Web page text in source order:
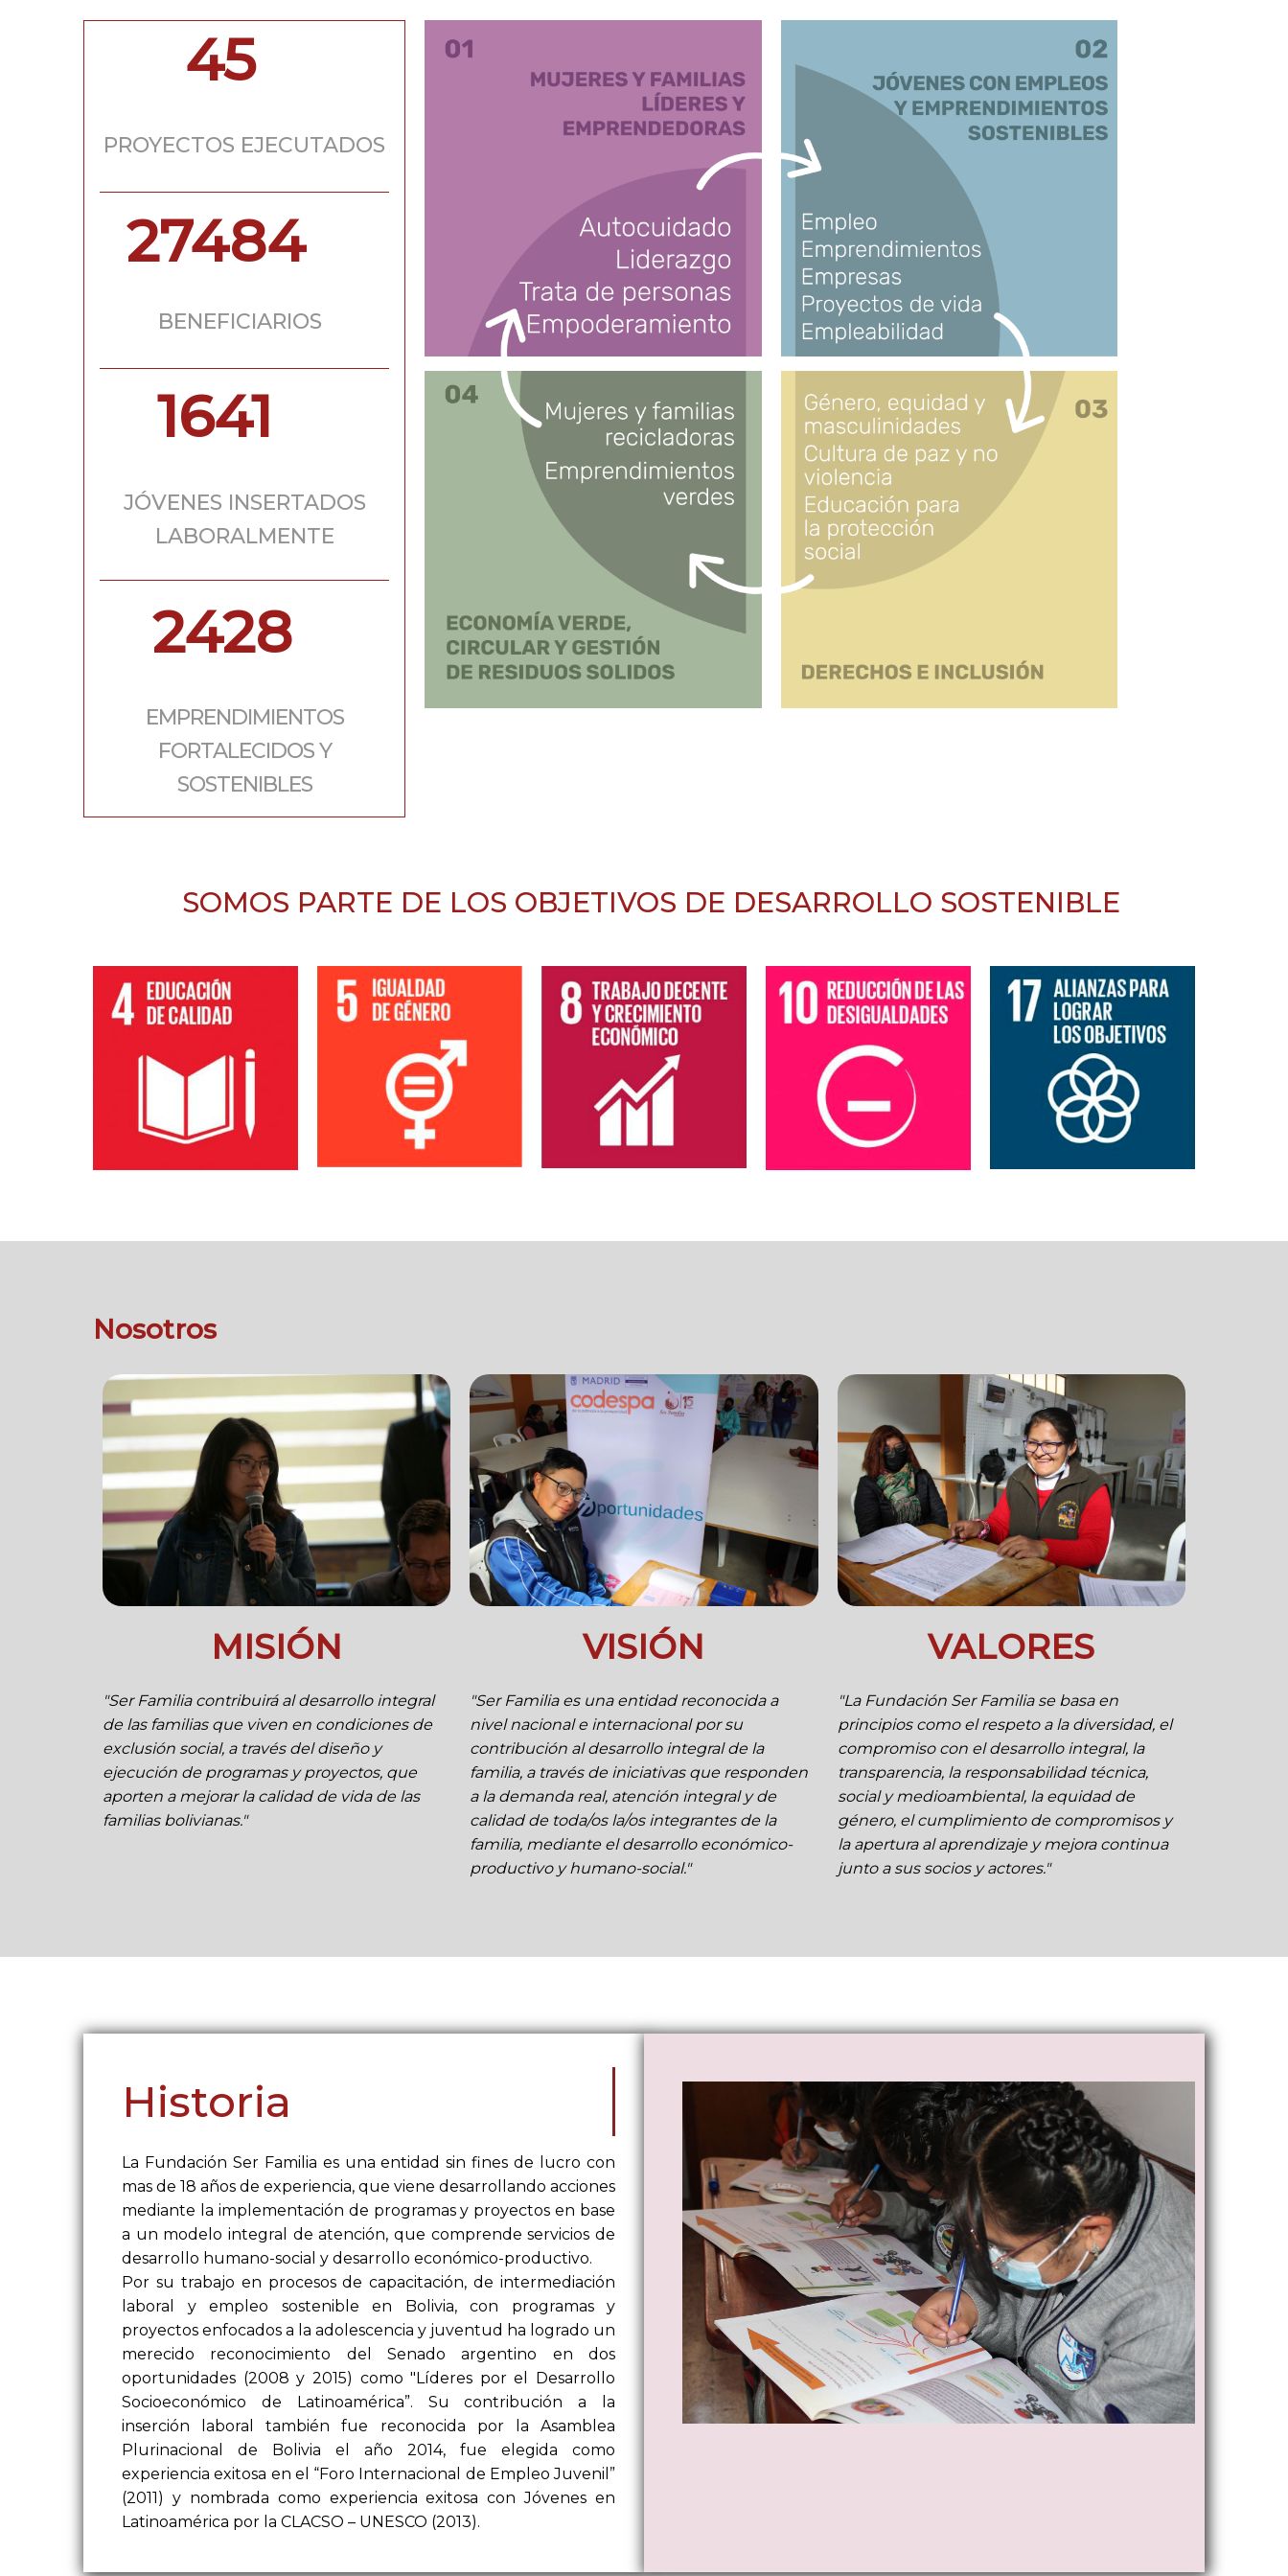
45
PROYECTOS EJECUTADOS
27484
BENEFICIARIOS
1641
JÓVENES INSERTADOS
LABORALMENTE
2428
EMPRENDIMIENTOS
FORTALECIDOS Y
SOSTENIBLES
SOMOS PARTE DE LOS OBJETIVOS DE DESARROLLO SOSTENIBLE
Nosotros
MISIÓN
"Ser Familia contribuirá al desarrollo integral
de las familias que viven en condiciones de
exclusión social, a través del diseño y
ejecución de programas y proyectos, que
aporten a mejorar la calidad de vida de las
familias bolivianas."
VISIÓN
"Ser Familia es una entidad reconocida a
nivel nacional e internacional por su
contribución al desarrollo integral de la
familia, a través de iniciativas que responden
a la demanda real, atención integral y de
calidad de toda/os la/os integrantes de la
familia, mediante el desarrollo económico-
productivo y humano-social."
VALORES
"La Fundación Ser Familia se basa en
principios como el respeto a la diversidad, el
compromiso con el desarrollo integral, la
transparencia, la responsabilidad técnica,
social y medioambiental, la equidad de
género, el cumplimiento de compromisos y
la apertura al aprendizaje y mejora continua
junto a sus socios y actores."
Historia
La Fundación Ser Familia es una entidad sin fines de lucro con
mas de 18 años de experiencia, que viene desarrollando acciones
mediante la implementación de programas y proyectos en base
a un modelo integral de atención, que comprende servicios de
desarrollo humano-social y desarrollo económico-productivo.
Por su trabajo en procesos de capacitación, de intermediación
laboral y empleo sostenible en Bolivia, con programas y
proyectos enfocados a la adolescencia y juventud ha logrado un
merecido reconocimiento del Senado argentino en dos
oportunidades (2008 y 2015) como "Líderes por el Desarrollo
Socioeconómico de Latinoamérica”. Su contribución a la
inserción laboral también fue reconocida por la Asamblea
Plurinacional de Bolivia el año 2014, fue elegida como
experiencia exitosa en el “Foro Internacional de Empleo Juvenil”
(2011) y nombrada como experiencia exitosa con Jóvenes en
Latinoamérica por la CLACSO – UNESCO (2013).